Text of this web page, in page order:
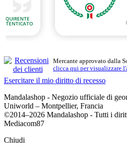
Mercante approvato dalla
clicca qui per visualizzare
Esercitare il mio diritto di recesso
Mandalashop - Negozio ufficiale di
Uniworld – Montpellier, Francia
©2014–2026 Mandalashop - Tutti i
Mediacom87
Chiudi